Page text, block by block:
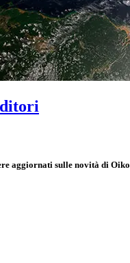
aggiornati sulle novità di